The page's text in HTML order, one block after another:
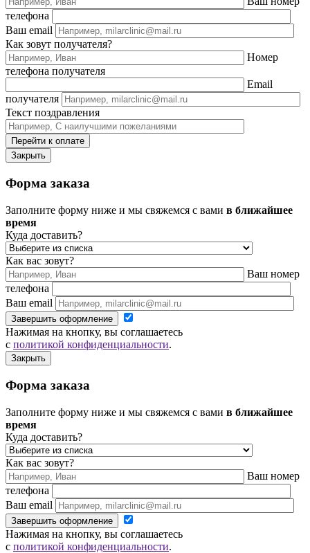
телефона
Ваш email
Как зовут получателя?
Номер
телефона получателя
Email
получателя
Текст поздравления
Перейти к оплате
Закрыть
Форма заказа
Заполните форму ниже и мы свяжемся с вами в ближайшее
время
Куда доставить?
Как вас зовут?
Ваш номер
телефона
Ваш email
Завершить оформление
Нажимая на кнопку, вы соглашаетесь
с политикой конфиденциальности.
Закрыть
Форма заказа
Заполните форму ниже и мы свяжемся с вами в ближайшее
время
Куда доставить?
Как вас зовут?
Ваш номер
телефона
Ваш email
Завершить оформление
Нажимая на кнопку, вы соглашаетесь
с политикой конфиденциальности.